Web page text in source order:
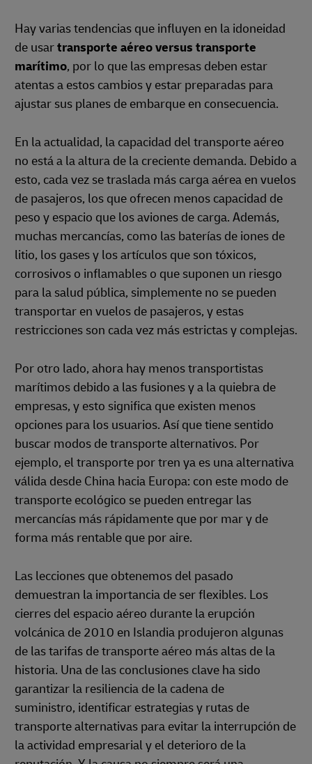
Hay varias tendencias que influyen en la idoneidad
de usartransporte aéreo versus transporte
marítimo, por lo que las empresas deben estar
atentas a estos cambios y estar preparadas para
ajustar sus planes de embarque en consecuencia.
En la actualidad, la capacidad del transporte aéreo
no está a la altura de la creciente demanda. Debido a
esto, cada vez se traslada más carga aérea en vuelos
de pasajeros, los que ofrecen menos capacidad de
peso y espacio que los aviones de carga. Además,
muchas mercancías, como las baterías de iones de
litio, los gases y los artículos que son tóxicos,
corrosivos o inflamables o que suponen un riesgo
para la salud pública, simplemente no se pueden
transportar en vuelos de pasajeros, y estas
restricciones son cada vez más estrictas y complejas.
Por otro lado, ahora hay menos transportistas
marítimos debido a las fusiones y a la quiebra de
empresas, y esto significa que existen menos
opciones para los usuarios. Así que tiene sentido
buscar modos de transporte alternativos. Por
ejemplo, el transporte por tren ya es una alternativa
válida desde China hacia Europa: con este modo de
transporte ecológico se pueden entregar las
mercancías más rápidamente que por mar y de
forma más rentable que por aire.
Las lecciones que obtenemos del pasado
demuestran la importancia de ser flexibles. Los
cierres del espacio aéreo durante la erupción
volcánica de 2010 en Islandia produjeron algunas
de las tarifas de transporte aéreo más altas de la
historia. Una de las conclusiones clave ha sido
garantizar la resiliencia de la cadena de
suministro, identificar estrategias y rutas de
transporte alternativas para evitar la interrupción de
la actividad empresarial y el deterioro de la